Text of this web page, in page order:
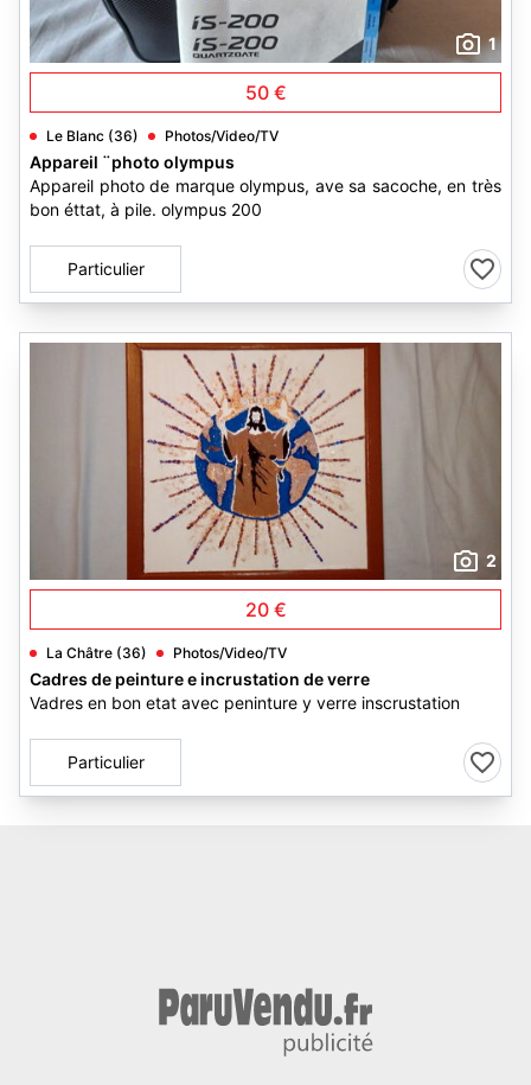
1
50 €
Le Blanc (36) Photos/Video/TV
Appareil ¨photo olympus
Appareil photo de marque olympus, ave sa sacoche, en très
bon éttat, à pile. olympus 200
Particulier
2
20 €
La Châtre (36) Photos/Video/TV
Cadres de peinture e incrustation de verre
Vadres en bon etat avec peninture y verre inscrustation
Particulier